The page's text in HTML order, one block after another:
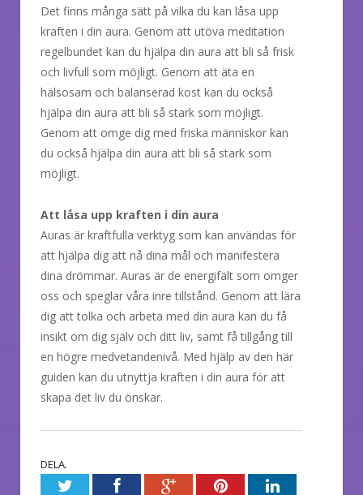
Det finns många sätt på vilka du kan låsa upp
kraften i din aura. Genom att utöva meditation
regelbundet kan du hjälpa din aura att bli så frisk
och livfull som möjligt. Genom att äta en
hälsosam och balanserad kost kan du också
hjälpa din aura att bli så stark som möjligt.
Genom att omge dig med friska människor kan
du också hjälpa din aura att bli så stark som
möjligt.
Att låsa upp kraften i din aura
Auras är kraftfulla verktyg som kan användas för
att hjälpa dig att nå dina mål och manifestera
dina drömmar. Auras är de energifält som omger
oss och speglar våra inre tillstånd. Genom att lära
dig att tolka och arbeta med din aura kan du få
insikt om dig själv och ditt liv, samt få tillgång till
en högre medvetandenivå. Med hjälp av den här
guiden kan du utnyttja kraften i din aura för att
skapa det liv du önskar.
DELA.
TwitterFacebookGoogle+PinterestLinkedIn